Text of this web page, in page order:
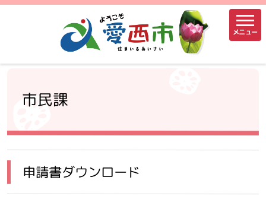
メニュー
市民課
申請書ダウンロード